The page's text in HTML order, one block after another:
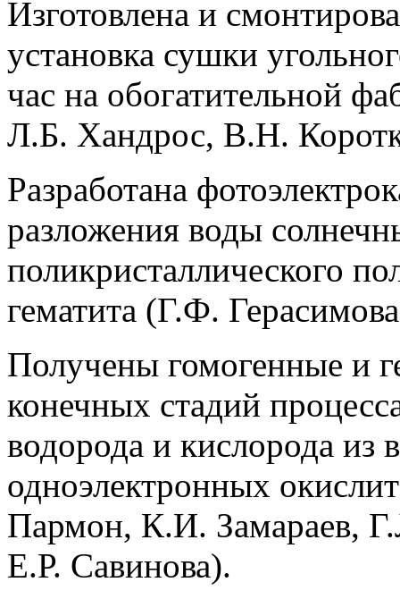
Изготовлена и
установка сушки
час на обогатительной
Л.Б. Хандрос, В.Н.
Разработана
разложения воды
поликристаллического
гематита (Г.Ф.
Получены гомогенные и
конечных стадий
водорода и кислорода из
одноэлектронных
Пармон, К.И. Замараев,
Е.Р. Савинова).